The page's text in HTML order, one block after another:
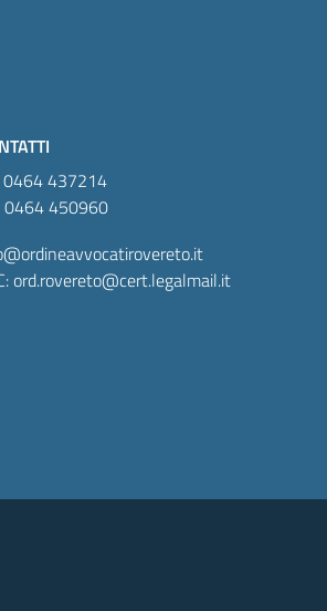
0464 437214
0464 450960
ord.rovereto@cert.legalmail.it